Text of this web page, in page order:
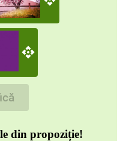
din propoziție!